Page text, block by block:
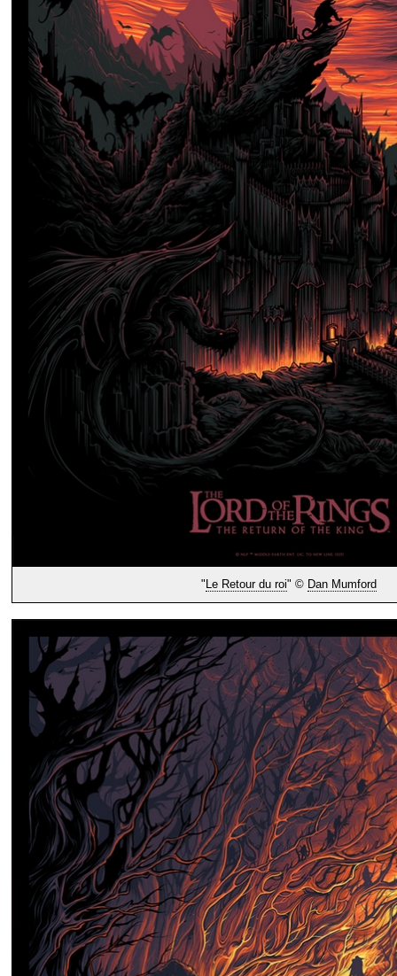
"Le Retour du roi" © Dan Mumford